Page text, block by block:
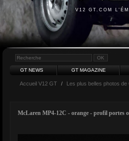
V12 GT.COM
GT NEWS GT MAGAZINE
Accueil V12 GT / Les plus belles photos de
McLaren MP4-12C - orange - profil portes